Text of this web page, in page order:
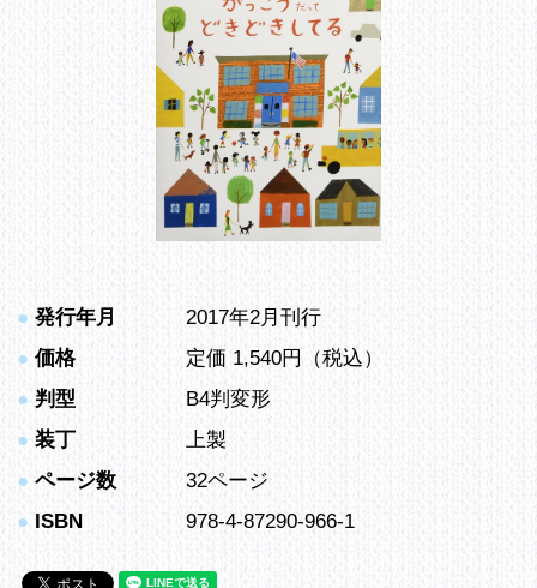
● 発行年月
2017年2月刊行
● 価格
定価 1,540円（税込）
● 判型
B4判変形
● 装丁
上製
● ページ数
32ページ
● ISBN 978-4-87290-966-1